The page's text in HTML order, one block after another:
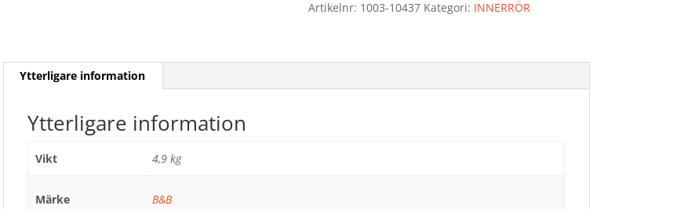
Artikelnr: 1003-10437 Kategori: INNERRÖR
Ytterligare information
Ytterligare information
Vikt 4,9 kg
Märke B&B